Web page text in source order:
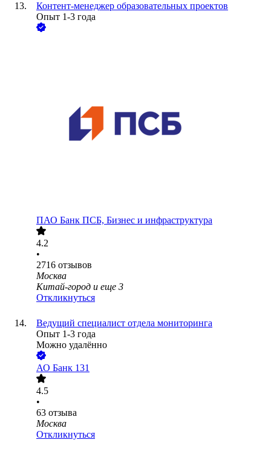
Контент-менеджер образовательных проектов
Опыт 1-3 года
ПАО Банк ПСБ, Бизнес и инфраструктура
4.2
•
2716 отзывов
Москва
Китай-город и еще 3
Откликнуться
Ведущий специалист отдела мониторинга
Опыт 1-3 года
Можно удалённо
АО Банк 131
4.5
•
63 отзыва
Москва
Откликнуться